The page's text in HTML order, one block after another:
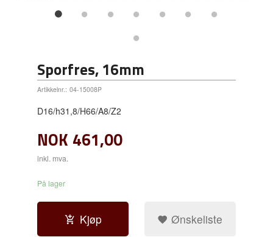
Sporfres, 16mm
Artikkelnr.: 04-15008P
D16/h31,8/H66/A8/Z2
NOK 461,00
inkl. mva.
På lager
Kjøp Ønskeliste